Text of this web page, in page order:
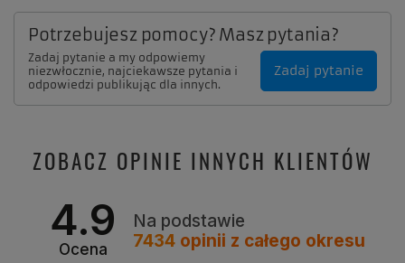
Potrzebujesz pomocy? Masz pytania?
Zadaj pytanie a my odpowiemy
niezwłocznie, najciekawsze pytania i
odpowiedzi publikując dla innych.
Zadaj pytanie
ZOBACZ OPINIE INNYCH KLIENTÓW
4.9
Ocena
Na podstawie
7434 opinii z całego okresu